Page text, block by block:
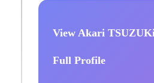
View Akari
Full Profile